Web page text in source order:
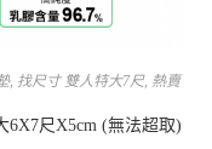
, 找尺寸 雙人特大7尺, 熱賣
6X7尺X5cm (無法超取)